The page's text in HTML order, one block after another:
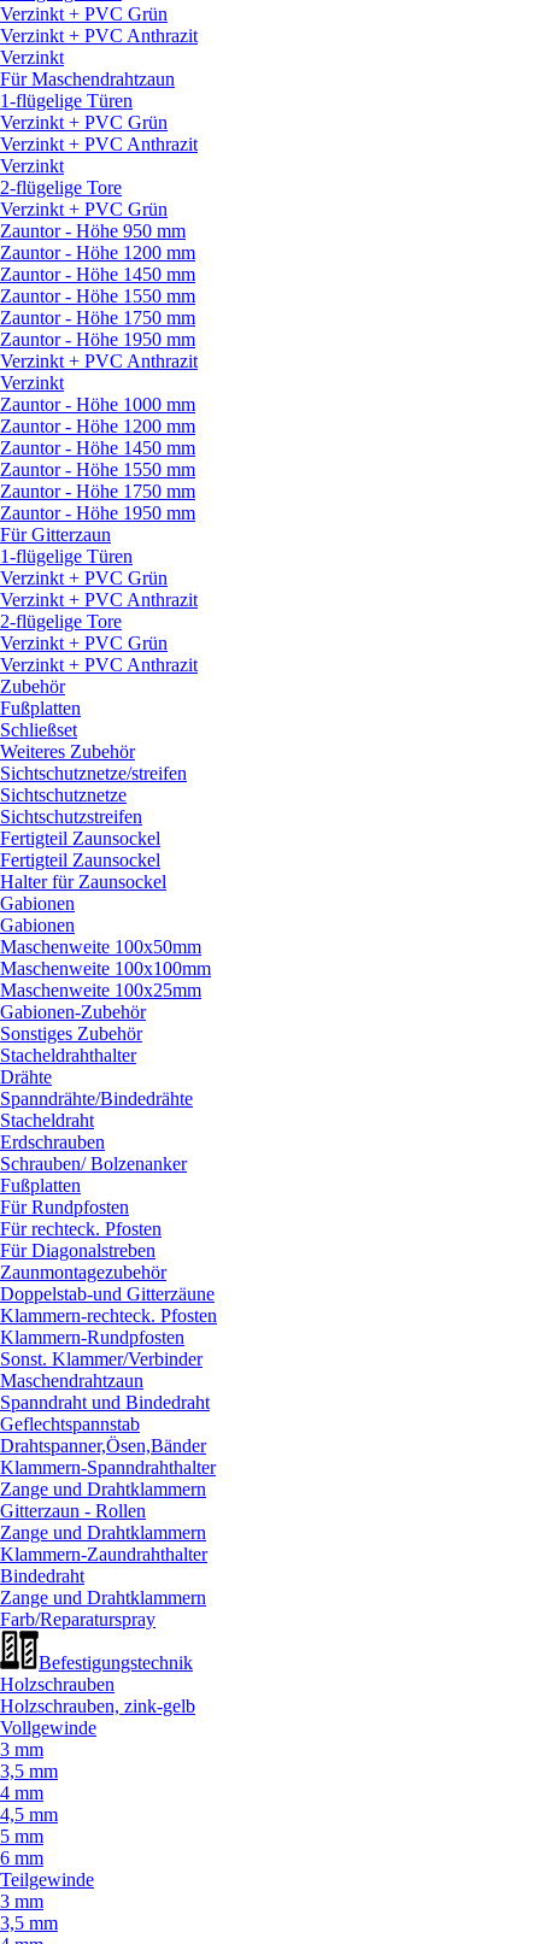
Verzinkt + PVC Grün
Verzinkt + PVC Anthrazit
Verzinkt
Für Maschendrahtzaun
1-flügelige Türen
Verzinkt + PVC Grün
Verzinkt + PVC Anthrazit
Verzinkt
2-flügelige Tore
Verzinkt + PVC Grün
Zauntor - Höhe 950 mm
Zauntor - Höhe 1200 mm
Zauntor - Höhe 1450 mm
Zauntor - Höhe 1550 mm
Zauntor - Höhe 1750 mm
Zauntor - Höhe 1950 mm
Verzinkt + PVC Anthrazit
Verzinkt
Zauntor - Höhe 1000 mm
Zauntor - Höhe 1200 mm
Zauntor - Höhe 1450 mm
Zauntor - Höhe 1550 mm
Zauntor - Höhe 1750 mm
Zauntor - Höhe 1950 mm
Für Gitterzaun
1-flügelige Türen
Verzinkt + PVC Grün
Verzinkt + PVC Anthrazit
2-flügelige Tore
Verzinkt + PVC Grün
Verzinkt + PVC Anthrazit
Zubehör
Fußplatten
Schließset
Weiteres Zubehör
Sichtschutznetze/streifen
Sichtschutznetze
Sichtschutzstreifen
Fertigteil Zaunsockel
Fertigteil Zaunsockel
Halter für Zaunsockel
Gabionen
Gabionen
Maschenweite 100x50mm
Maschenweite 100x100mm
Maschenweite 100x25mm
Gabionen-Zubehör
Sonstiges Zubehör
Stacheldrahthalter
Drähte
Spanndrähte/Bindedrähte
Stacheldraht
Erdschrauben
Schrauben/Bolzenanker
Fußplatten
Für Rundpfosten
Für rechteck. Pfosten
Für Diagonalstreben
Zaunmontagezubehör
Doppelstab-und Gitterzäune
Klammern-rechteck. Pfosten
Klammern-Rundpfosten
Sonst. Klammer/Verbinder
Maschendrahtzaun
Spanndraht und Bindedraht
Geflechtspannstab
Drahtspanner,Ösen,Bänder
Klammern-Spanndrahthalter
Zange und Drahtklammern
Gitterzaun - Rollen
Zange und Drahtklammern
Klammern-Zaundrahthalter
Bindedraht
Zange und Drahtklammern
Farb/Reparaturspray
Befestigungstechnik
Holzschrauben
Holzschrauben, zink-gelb
Vollgewinde
3 mm
3,5 mm
4 mm
4,5 mm
5 mm
6 mm
Teilgewinde
3 mm
3,5 mm